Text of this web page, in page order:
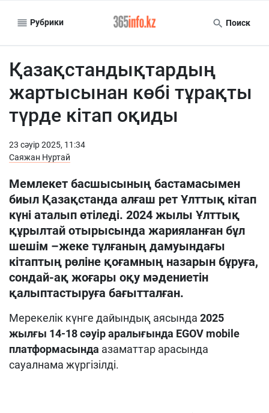
Рубрики Поиск
Қазақстандықтардың
жартысынан көбі тұрақты
түрде кітап оқиды
23 сәуiр 2025, 11:34
Саяжан Нуртай
Мемлекет басшысының бастамасымен
биыл Қазақстанда алғаш рет Ұлттық кітап
күні аталып өтіледі. 2024 жылы Ұлттық
құрылтай отырысында жарияланған бұл
шешім –жеке тұлғаның дамуындағы
кітаптың рөліне қоғамның назарын бұруға,
сондай-ақ жоғары оқу мәдениетін
қалыптастыруға бағытталған.
Мерекелік күнге дайындық аясында 2025
жылғы 14-18 сәуір аралығында EGOV mobile
платформасында азаматтар арасында
сауалнама жүргізілді.